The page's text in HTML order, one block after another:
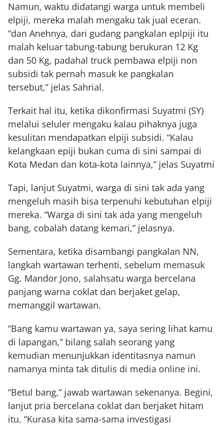
Namun, waktu didatangi warga untuk membeli
elpiji, mereka malah mengaku tak jual eceran.
“dan Anehnya, dari gudang pangkalan eplpiji itu
malah keluar tabung-tabung berukuran 12 Kg
dan 50 Kg, padahal truck pembawa elpiji non
subsidi tak pernah masuk ke pangkalan
tersebut,” jelas Sahrial.
Terkait hal itu, ketika dikonfirmasi Suyatmi (SY)
melalui seluler mengaku kalau pihaknya juga
kesulitan mendapatkan elpiji subsidi. “Kalau
kelangkaan epiji bukan cuma di sini sampai di
Kota Medan dan kota-kota lainnya,” jelas Suyatmi
Tapi, lanjut Suyatmi, warga di sini tak ada yang
mengeluh masih bisa terpenuhi kebutuhan elpiji
mereka. “Warga di sini tak ada yang mengeluh
bang, cobalah datang kemari,” jelasnya.
Sementara, ketika disambangi pangkalan NN,
langkah wartawan terhenti, sebelum memasuk
Gg. Mandor Jono, salahsatu warga bercelana
panjang warna coklat dan berjaket gelap,
memanggil wartawan.
“Bang kamu wartawan ya, saya sering lihat kamu
di lapangan,” bilang salah seorang yang
kemudian menunjukkan identitasnya namun
namanya minta tak ditulis di media online ini.
“Betul bang,” jawab wartawan sekenanya. Begini,
lanjut pria bercelana coklat dan berjaket hitam
itu. “Kurasa kita sama-sama investigasi